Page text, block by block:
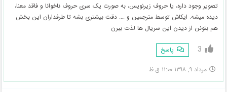
تصویر وجود داره، یا حروف زیرنویس، به صورت یک سری حروف ناخوانا و فاقد معنا،
دیده میشه. ایکاش توسط مترجمین و …. دقت بیشتری بشه تا طرفداران این بخش
هم بتونن از دیدن این سریال ها لذت ببرن
3 پاسخ
مرداد ۹, ۱۳۹۸ ۱۱:۰۰ ق.ظ